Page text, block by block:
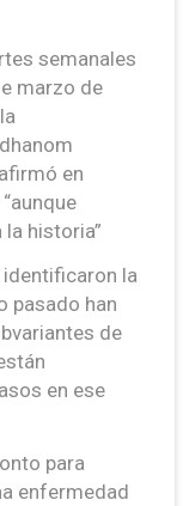
semanales
marzo de
en
historia”
la
pasado han
de
en ese
para
enfermedad